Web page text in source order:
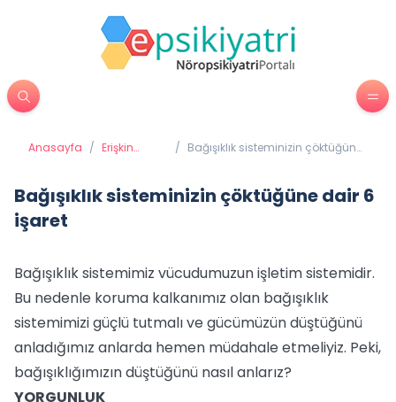
Anasayfa / Erişkin
/ Bağışıklık sisteminizin çöktüğüne
Bağışıklık sisteminizin çöktüğüne dair 6
işaret
Bağışıklık sistemimiz vücudumuzun işletim sistemidir.
Bu nedenle koruma kalkanımız olan bağışıklık
sistemimizi güçlü tutmalı ve gücümüzün düştüğünü
anladığımız anlarda hemen müdahale etmeliyiz. Peki,
bağışıklığımızın düştüğünü nasıl anlarız?
YORGUNLUK